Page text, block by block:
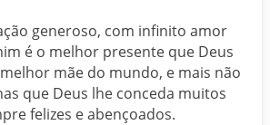
generoso, com infinito amor
é o melhor presente que Deus
mãe do mundo, e mais não
que Deus lhe conceda muitos
felizes e abençoados.